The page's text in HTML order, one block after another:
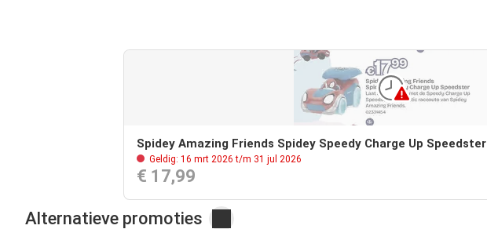
Spidey Amazing Friends Spidey Speedy Charge Up Speedster
Geldig: 16 mrt 2026 t/m 31 jul 2026
€ 17,99
Alternatieve promoties